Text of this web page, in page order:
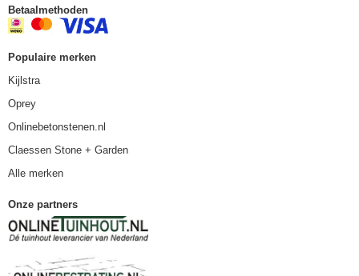
Betaalmethoden
Populaire merken
Kijlstra
Oprey
Onlinebetonstenen.nl
Claessen Stone + Garden
Alle merken
Onze partners